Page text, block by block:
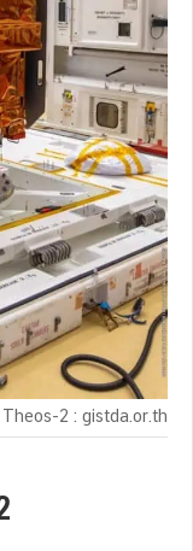
2 : gistda.or.th